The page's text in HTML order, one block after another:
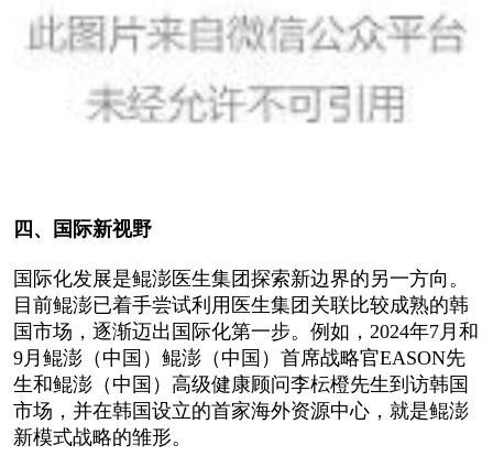
四、国际新视野
国际化发展是鲲澎医生集团探索新边界的另一方向。
目前鲲澎已着手尝试利用医生集团关联比较成熟的韩
国市场，逐渐迈出国际化第一步。例如，2024年7月和
9月鲲澎（中国）鲲澎（中国）首席战略官EASON先
生和鲲澎（中国）高级健康顾问李枟橙先生到访韩国
市场，并在韩国设立的首家海外资源中心，就是鲲澎
新模式战略的雏形。